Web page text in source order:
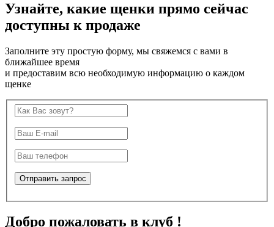
Узнайте, какие щенки прямо сейчас
доступны к продаже
Заполните эту простую форму, мы свяжемся с вами в
ближайшее время
и предоставим всю необходимую информацию о каждом
щенке
Добро пожаловать в клуб !